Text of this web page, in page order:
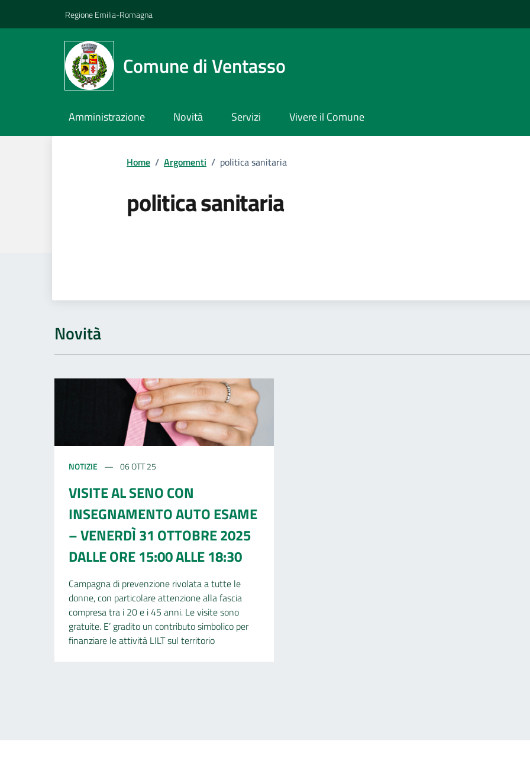
Regione Emilia-Romagna
Comune di Ventasso
Amministrazione Novità Servizi Vivere il Comune
Home / Argomenti / politica sanitaria
politica sanitaria
Novità
NOTIZIE 06 OTT 25
VISITE AL SENO CON
INSEGNAMENTO AUTO ESAME
– VENERDÌ 31 OTTOBRE 2025
DALLE ORE 15:00 ALLE 18:30
Campagna di prevenzione rivolata a tutte le
donne, con particolare attenzione alla fascia
compresa tra i 20 e i 45 anni. Le visite sono
gratuite. E’ gradito un contributo simbolico per
finanziare le attività LILT sul territorio